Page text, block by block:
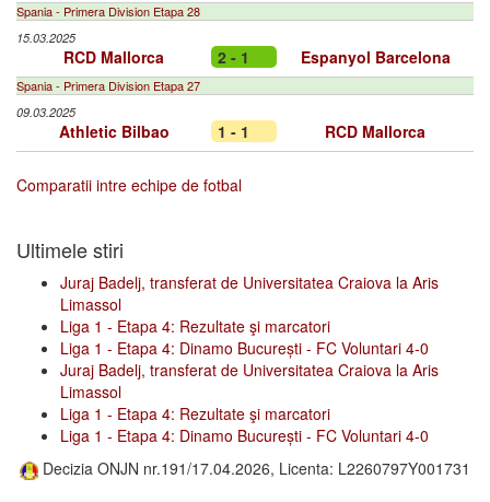
Spania - Primera Division Etapa 28
15.03.2025
RCD Mallorca 2 - 1 Espanyol Barcelona
Spania - Primera Division Etapa 27
09.03.2025
Athletic Bilbao 1 - 1 RCD Mallorca
Comparatii intre echipe de fotbal
Ultimele stiri
Juraj Badelj, transferat de Universitatea Craiova la Aris
Limassol
Liga 1 - Etapa 4: Rezultate şi marcatori
Liga 1 - Etapa 4: Dinamo București - FC Voluntari 4-0
Juraj Badelj, transferat de Universitatea Craiova la Aris
Limassol
Liga 1 - Etapa 4: Rezultate şi marcatori
Liga 1 - Etapa 4: Dinamo București - FC Voluntari 4-0
Decizia ONJN nr.191/17.04.2026, Licenta: L2260797Y001731